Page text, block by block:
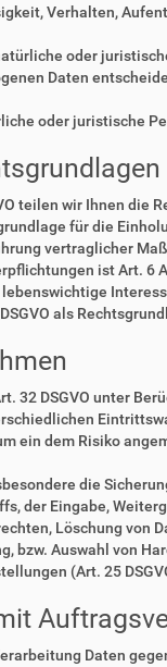
Verhalten,
oder
Daten
oder juristische
teilen wir Ihnen
für die
vertraglicher
ist Art. 6
lebenswichtige
als
32 DSGVO unter
ein dem Risiko
die
der Eingabe,
Löschung von
bzw. Auswahl von
(Art. 25
Daten